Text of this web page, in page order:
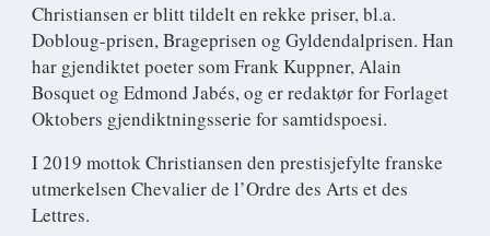
Christiansen er blitt tildelt en rekke priser, bl.a.
Dobloug-prisen, Brageprisen og Gyldendalprisen. Han
har gjendiktet poeter som Frank Kuppner, Alain
Bosquet og Edmond Jabés, og er redaktør for Forlaget
Oktobers gjendiktningsserie for samtidspoesi.
I 2019 mottok Christiansen den prestisjefylte franske
utmerkelsen Chevalier de l’Ordre des Arts et des
Lettres.